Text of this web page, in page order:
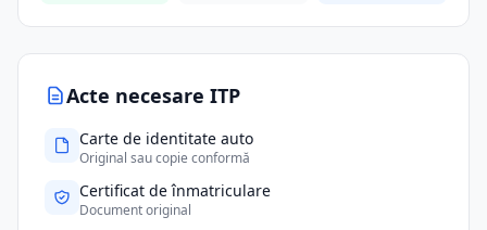
Acte necesare ITP
Carte de identitate auto
Original sau copie conformă
Certificat de înmatriculare
Document original